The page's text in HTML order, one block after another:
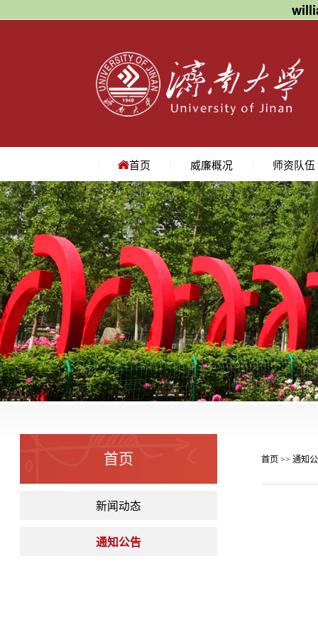
首页 威廉概况
学院简介
学院领导
机构设置
院长寄语
地理位置
师资队伍
教授
副教授
讲师
名师访谈
首页
新闻动态
通知公告
首页>> 通知